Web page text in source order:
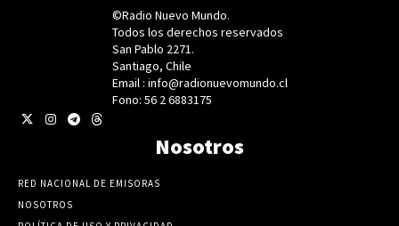
©Radio Nuevo Mundo.
Todos los derechos reservados
San Pablo 2271.
Santiago, Chile
Email : info@radionuevomundo.cl
Fono: 56 2 6883175
Nosotros
RED NACIONAL DE EMISORAS
NOSOTROS